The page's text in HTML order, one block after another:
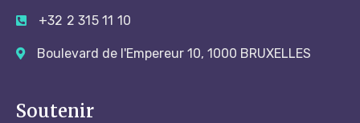
+32 2 315 11 10
Boulevard de l'Empereur 10, 1000 BRUXELLES
Soutenir